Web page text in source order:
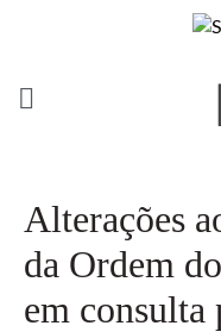
Alterações
da Ordem
em consulta